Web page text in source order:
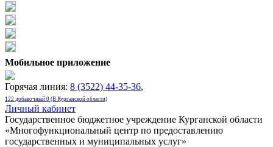
Мобильное приложение
Горячая линия: 8 (3522) 44-35-36,
122 добавочный 0 (В Курганской области)
Личный кабинет
Государственное бюджетное учреждение Курганской области
«Многофункциональный центр по предоставлению
государственных и муниципальных услуг»